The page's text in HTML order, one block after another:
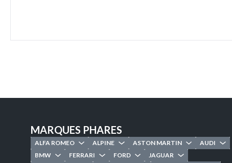
MARQUES PHARES
ALFA ROMEO ALPINE ASTON MARTIN
AUDI
BMW
FERRARI FORD
JAGUAR